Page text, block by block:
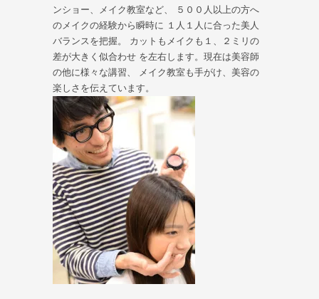
ンショー、メイク教室など、 ５００人以上の方へ
のメイクの経験から瞬時に １人１人に合った美人
バランスを把握。 カットもメイクも１、２ミリの
差が大きく似合わせ を左右します。現在は美容師
の他に様々な講習、 メイク教室も手がけ、美容の
楽しさを伝えています。